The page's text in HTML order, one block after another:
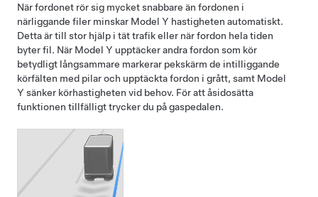
När fordonet rör sig mycket snabbare än fordonen i
närliggande filer minskar Model Y hastigheten automatiskt.
Detta är till stor hjälp i tät trafik eller när fordon hela tiden
byter fil. När Model Y upptäcker andra fordon som kör
betydligt långsammare markerar pekskärm de intilliggande
körfälten med pilar och upptäckta fordon i grått, samt Model
Y sänker körhastigheten vid behov. För att åsidosätta
funktionen tillfälligt trycker du på gaspedalen.